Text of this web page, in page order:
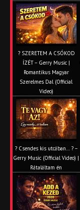
? SZERETEM A CSÓKOD
ÍZÉT – Gerry Music |
Romantikus Magyar
Szerelmes Dal (Official
Video)
? Csendes kis utcában… ? –
Gerry Music (Official Video) |
Rátaláltam én